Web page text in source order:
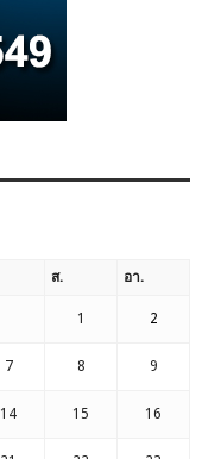
ส. อา.
1 2
7 8 9
14 15 16